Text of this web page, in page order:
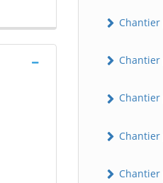
Chantier
Chantier